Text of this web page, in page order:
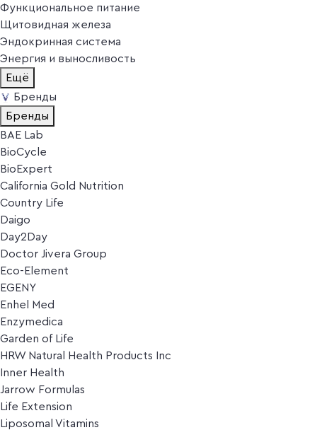
Функциональное питание
Щитовидная железа
Эндокринная система
Энергия и выносливость
Ещё
Бренды
Бренды
BAE Lab
BioCycle
BioExpert
California Gold Nutrition
Country Life
Daigo
Day2Day
Doctor Jivera Group
Eco-Element
EGENY
Enhel Med
Enzymedica
Garden of Life
HRW Natural Health Products Inc
Inner Health
Jarrow Formulas
Life Extension
Liposomal Vitamins